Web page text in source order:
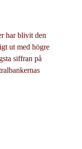
har blivit den
ut med högre
siffran på